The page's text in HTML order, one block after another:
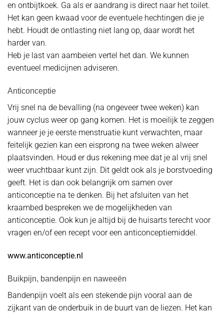
en ontbijtkoek. Ga als er aandrang is direct naar het toilet.
Het kan geen kwaad voor de eventuele hechtingen die je
hebt. Houdt de ontlasting niet lang op, daar wordt het
harder van.
Heb je last van aambeien vertel het dan. We kunnen
eventueel medicijnen adviseren.
Anticonceptie
Vrij snel na de bevalling (na ongeveer twee weken) kan
jouw cyclus weer op gang komen. Het is moeilijk te zeggen
wanneer je je eerste menstruatie kunt verwachten, maar
feitelijk gezien kan een eisprong na twee weken alweer
plaatsvinden. Houd er dus rekening mee dat je al vrij snel
weer vruchtbaar kunt zijn. Dit geldt ook als je borstvoeding
geeft. Het is dan ook belangrijk om samen over
anticonceptie na te denken. Bij het afsluiten van het
kraambed bespreken we de mogelijkheden van
anticonceptie. Ook kun je altijd bij de huisarts terecht voor
vragen en/of een recept voor een anticonceptiemiddel.
www.anticonceptie.nl
Buikpijn, bandenpijn en naweeën
Bandenpijn voelt als een stekende pijn vooral aan de
zijkant van de onderbuik in de buurt van de liezen. Het kan